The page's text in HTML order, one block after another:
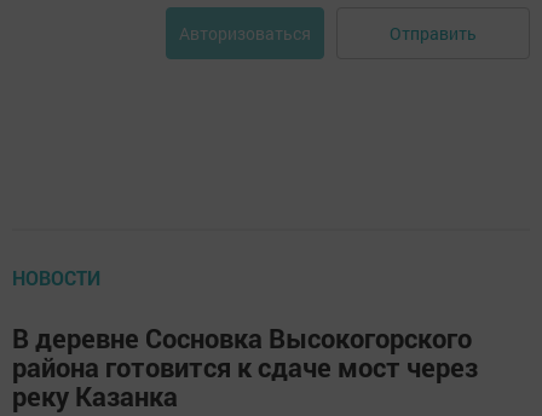
Авторизоваться Отправить
НОВОСТИ
В деревне Сосновка Высокогорского
района готовится к сдаче мост через
реку Казанка